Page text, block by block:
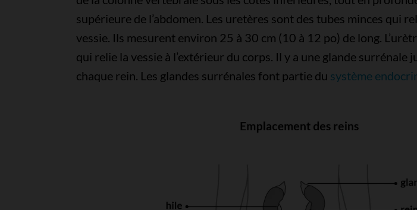
supérieure de l’abdomen. Les uretères sont des tubes minces qui
vessie. Ils mesurent environ 25 à 30 cm (10 à 12 po) de long.
qui relie la vessie à l’extérieur du corps. Il y a une glande surrénale
chaque rein. Les glandes surrénales font partie du système